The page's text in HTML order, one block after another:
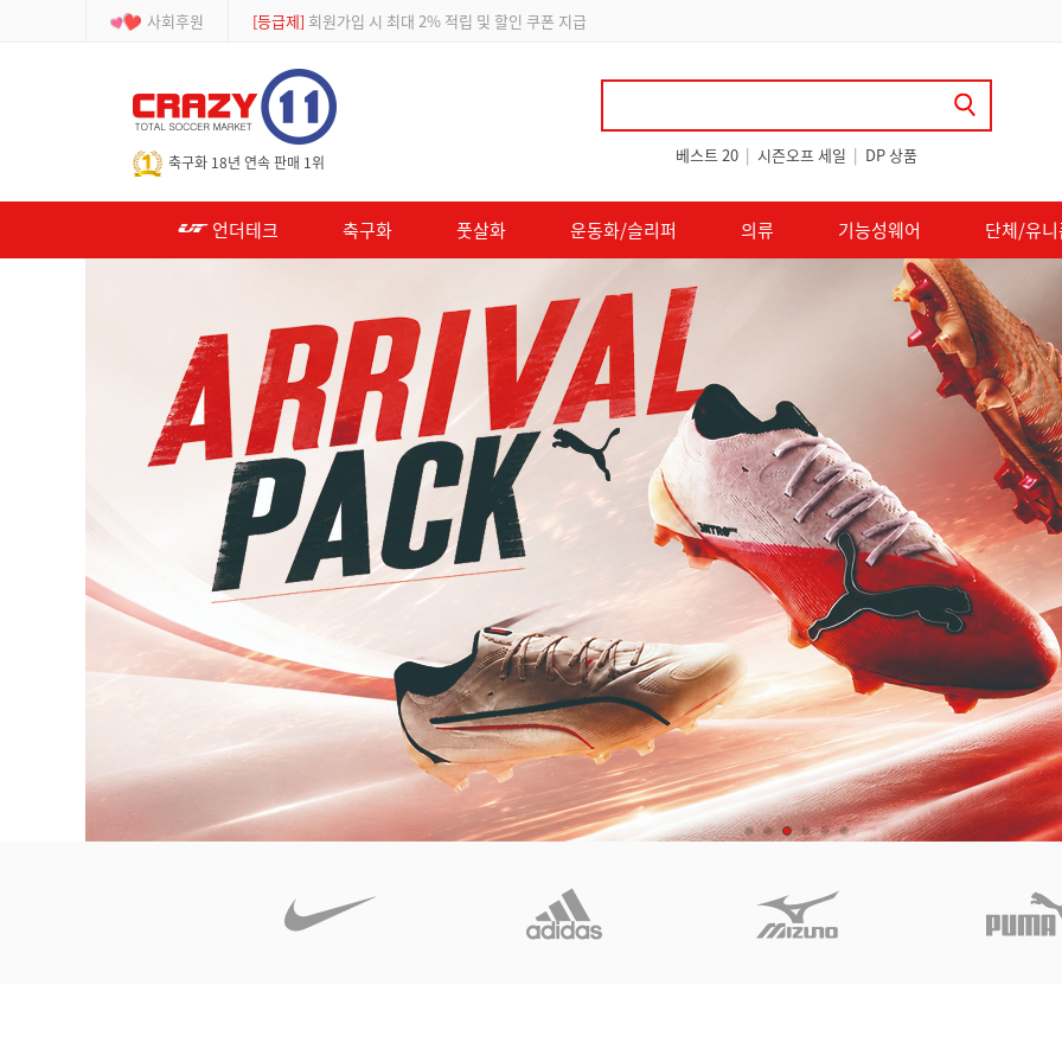
사회후원 [이벤트] APP 주문 시 적립금 500원 추가적립
축구화 18년 연속 판매 1위 베스트 20 | 시즌오프 세일 | DP 상품
언더테크 축구화 풋살화 운동화/슬리퍼 의류 기능성웨어 단체/유